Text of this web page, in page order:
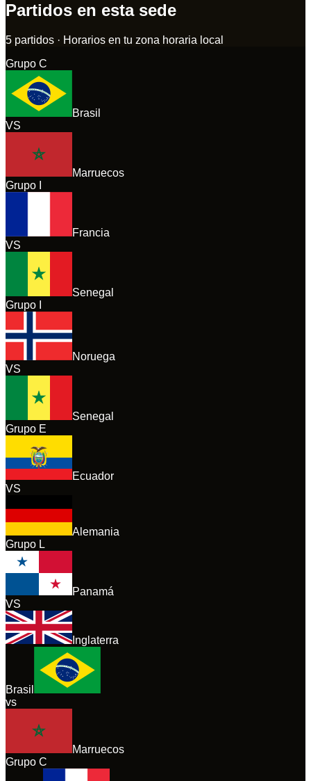
Partidos en esta sede
5 partidos · Horarios en tu zona horaria local
Grupo C
Brasil
VS
Marruecos
Grupo
Francia
VS
Senegal
Grupo
Noruega
VS
Senegal
Grupo E
Ecuador
VS
Alemania
Grupo L
Panamá
VS
Inglaterra
Brasil
vs
Marruecos
Grupo C